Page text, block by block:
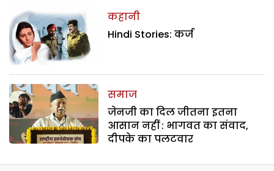
कहानी
Hindi Stories: कर्ज
समाज
जेनजी का दिल जीतना इतना
आसान नहीं : भागवत का संवाद,
दीपके का पलटवार